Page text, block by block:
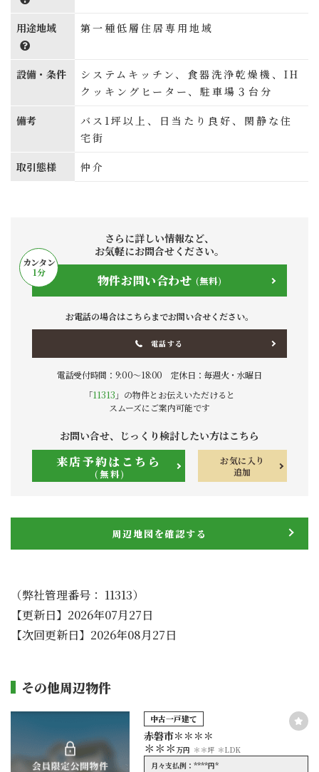
用途地域 第一種低層住居専用地域
設備・条件
システムキッチン、食器洗浄乾燥機、IH
クッキングヒーター、駐車場３台分
備考
バス1坪以上、日当たり良好、閑静な住
宅街
取引態様 仲介
さらに詳しい情報など、
お気軽にお問合せください。
カンタン
1分
物件お問い合わせ (無料)
お電話の場合はこちらまでお問い合せください。
電話する
電話受付時間：9:00〜18:00 定休日：毎週火・水曜日
「11313 」の物件とお伝えいただけると
スムーズにご案内可能です
お問い合せ、じっくり検討したい方はこちら
来店予約はこちら
(無料)
お気に入り
追加
周辺地図を確認する
（弊社管理番号： 11313）
【更新日】2026年07月27日
【次回更新日】2026年08月27日
その他周辺物件
中古一戸建て
赤磐市＊＊＊＊
＊＊＊万円 ＊＊坪 ＊LDK
月々支払例：****円*